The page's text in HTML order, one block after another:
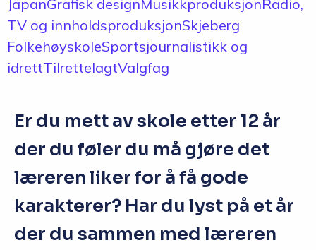
Søk i dag
JapanGrafisk designMusikkproduksjonRadio,
TV og innholdsproduksjonSkjeberg
FolkehøyskoleSportsjournalistikk og
idrettTilrettelagtValgfag
Er du mett av skole etter 12 år
der du føler du må gjøre det
læreren liker for å få gode
karakterer? Har du lyst på et år
der du sammen med læreren